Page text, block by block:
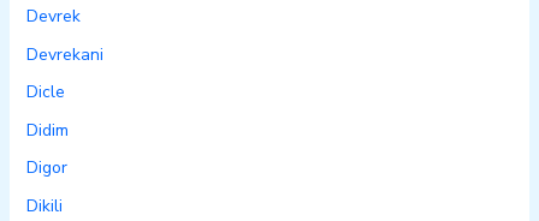
Devrek
Devrekani
Dicle
Didim
Digor
Dikili